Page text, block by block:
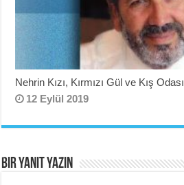
Nehrin Kızı, Kırmızı Gül ve Kış Odası
12 Eylül 2019
Bir yanıt yazın